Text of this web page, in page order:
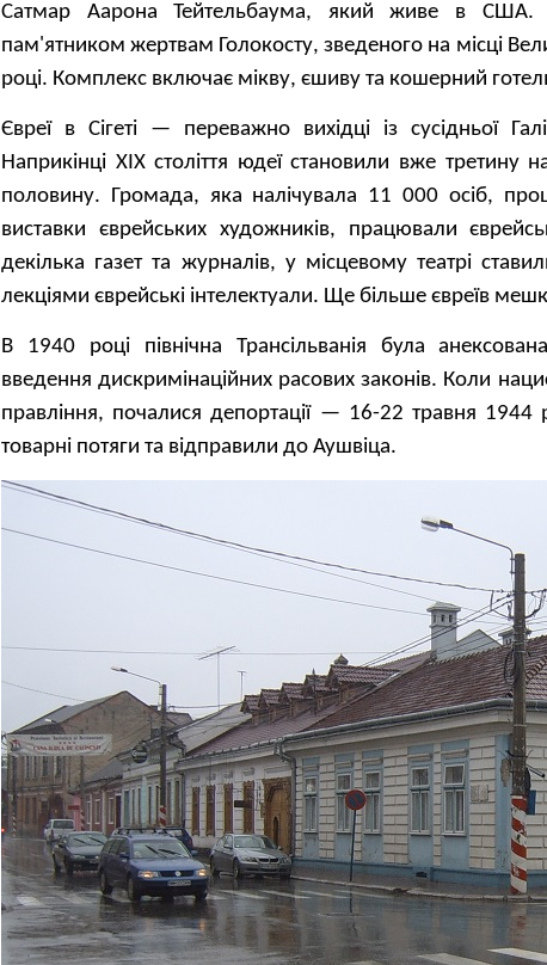
Сатмар Аарона Тейтельбаума, який живе в США.
пам'ятником жертвам Голокосту, зведеного на місці
році. Комплекс включає мікву, єшиву та кошерний
Євреї в Сігеті — переважно вихідці із сусідньої
Наприкінці ХІХ століття юдеї становили вже
половину. Громада, яка налічувала 11 000 осіб,
виставки єврейських художників, працювали
декілька газет та журналів, у місцевому театрі
лекціями єврейські інтелектуали. Ще більше євреїв
В 1940 році північна Трансільванія була
введення дискримінаційних расових законів. Коли
правління, почалися депортації — 16-22 травня 1944
товарні потяги та відправили до Аушвіца.